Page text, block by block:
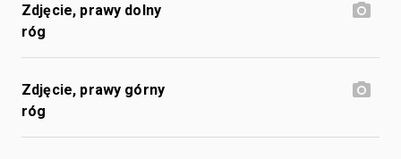
Zdjęcie, prawy dolny
róg
Zdjęcie, prawy górny
róg